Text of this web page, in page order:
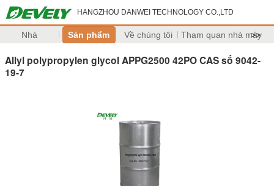
HANGZHOU DANWEI TECHNOLOGY CO.,LTD
Nhà Sản phẩm Về chúng tôi Tham quan nhà máy
>>
Allyl polypropylen glycol APPG2500 42PO CAS số 9042-
19-7